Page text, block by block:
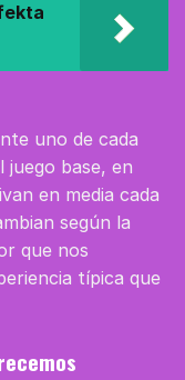
uno de cada
juego base, en
en media cada
según la
que nos
típica que